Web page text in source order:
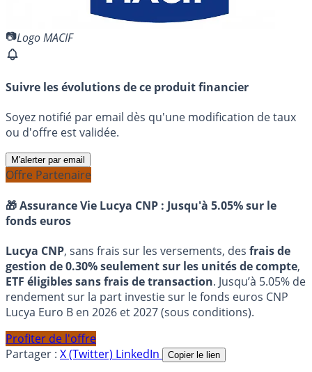
Logo MACIF
Suivre les évolutions de ce produit financier
Soyez notifié par email dès qu'une modification de taux
ou d'offre est validée.
M'alerter par email
Offre Partenaire
🎁 Assurance Vie Lucya CNP : Jusqu'à 5.05% sur le
fonds euros
Lucya CNP, sans frais sur les versements, des frais de
gestion de 0.30% seulement sur les unités de compte,
ETF éligibles sans frais de transaction. Jusqu’à 5.05% de
rendement sur la part investie sur le fonds euros CNP
Lucya Euro B en 2026 et 2027 (sous conditions).
Profiter de l'offre
Partager : X (Twitter) LinkedIn Copier le lien